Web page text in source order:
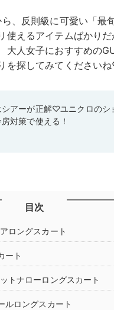
、反則級に可愛い「最
使えるアイテムばかり
大人女子におすすめの
を探してみてください
シアーが正解♡ユニクロのシ
対策で使える！
目次
ロングスカート
ート
トナローロングスカート
ルロングスカート